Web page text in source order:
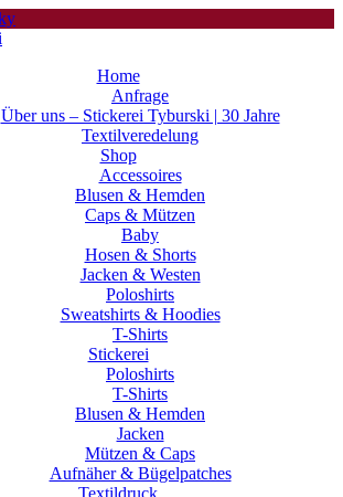
Home
Anfrage
Über uns – Stickerei Tyburski | 30 Jahre
Textilveredelung
Shop
Accessoires
Blusen & Hemden
Caps & Mützen
Baby
Hosen & Shorts
Jacken & Westen
Poloshirts
Sweatshirts & Hoodies
T-Shirts
Stickerei
Poloshirts
T-Shirts
Blusen & Hemden
Jacken
Mützen & Caps
Aufnäher & Bügelpatches
Textildruck